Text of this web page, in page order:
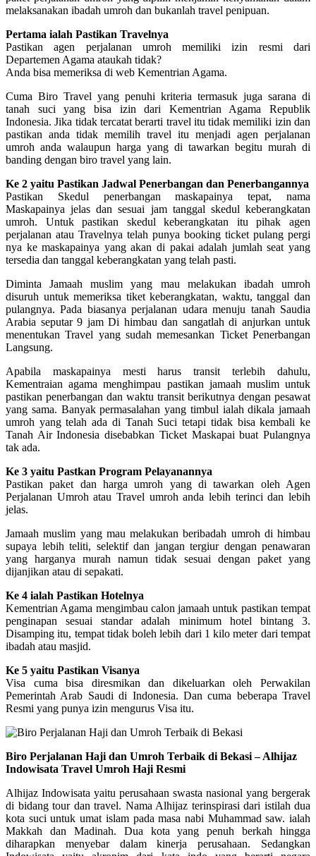
melaksanakan ibadah umroh dan bukanlah travel penipuan.
Pertama ialah Pastikan Travelnya
Pastikan agen perjalanan umroh memiliki izin resmi dari
Departemen Agama ataukah tidak?
Anda bisa memeriksa di web Kementrian Agama.
Cuma Biro Travel yang penuhi kriteria termasuk juga sarana di
tanah suci yang bisa izin dari Kementrian Agama Republik
Indonesia. Jika tidak tercatat berarti travel itu tidak memiliki izin dan
pastikan anda tidak memilih travel itu menjadi agen perjalanan
umroh anda walaupun harga yang di tawarkan begitu murah di
banding dengan biro travel yang lain.
Ke 2 yaitu Pastikan Jadwal Penerbangan dan Penerbangannya
Pastikan Skedul penerbangan maskapainya tepat, nama
Maskapainya jelas dan sesuai jam tanggal skedul keberangkatan
umroh. Untuk pastikan skedul keberangkatan itu pihak agen
perjalanan atau Travelnya telah punya booking ticket pulang pergi
nya ke maskapainya yang akan di pakai adalah jumlah seat yang
tersedia dan tanggal keberangkatan yang telah pasti.
Diminta Jamaah muslim yang mau melakukan ibadah umroh
disuruh untuk memeriksa tiket keberangkatan, waktu, tanggal dan
pulangnya. Pada biasanya perjalanan udara menuju tanah Saudia
Arabia seputar 9 jam Di himbau dan sangatlah di anjurkan untuk
menentukan Travel yang sudah memesankan Ticket Penerbangan
Langsung.
Apabila maskapainya mesti harus transit terlebih dahulu,
Kementraian agama menghimpau pastikan jamaah muslim untuk
pastikan penerbangan dan waktu transit berikutnya dengan pesawat
yang sama. Banyak permasalahan yang timbul ialah dikala jamaah
umroh yang telah ada di Tanah Suci tetapi tidak bisa kembali ke
Tanah Air Indonesia disebabkan Ticket Maskapai buat Pulangnya
tak ada.
Ke 3 yaitu Pastkan Program Pelayanannya
Pastikan paket dan harga umroh yang di tawarkan oleh Agen
Perjalanan Umroh atau Travel umroh anda lebih terinci dan lebih
jelas.
Jamaah muslim yang mau melakukan beribadah umroh di himbau
supaya lebih teliti, selektif dan jangan tergiur dengan penawaran
yang harganya murah namun tidak sesuai dengan paket yang
dijanjikan atau di sepakati.
Ke 4 ialah Pastikan Hotelnya
Kementrian Agama mengimbau calon jamaah untuk pastikan tempat
penginapan sesuai standar adalah minimum hotel bintang 3.
Disamping itu, tempat tidak boleh lebih dari 1 kilo meter dari tempat
ibadah atau masjid.
Ke 5 yaitu Pastikan Visanya
Visa cuma bisa diresmikan dan dikeluarkan oleh Perwakilan
Pemerintah Arab Saudi di Indonesia. Dan cuma beberapa Travel
Resmi yang punya izin mengurus Visa itu.
Biro Perjalanan Haji dan Umroh Terbaik di Bekasi – Alhijaz
Indowisata Travel Umroh Haji Resmi
Alhijaz Indowisata yaitu perusahaan swasta nasional yang bergerak
di bidang tour dan travel. Nama Alhijaz terinspirasi dari istilah dua
kota suci untuk umat islam pada masa nabi Muhammad saw. ialah
Makkah dan Madinah. Dua kota yang penuh berkah hingga
diharapkan menyebar dalam kinerja perusahaan. Sedangkan